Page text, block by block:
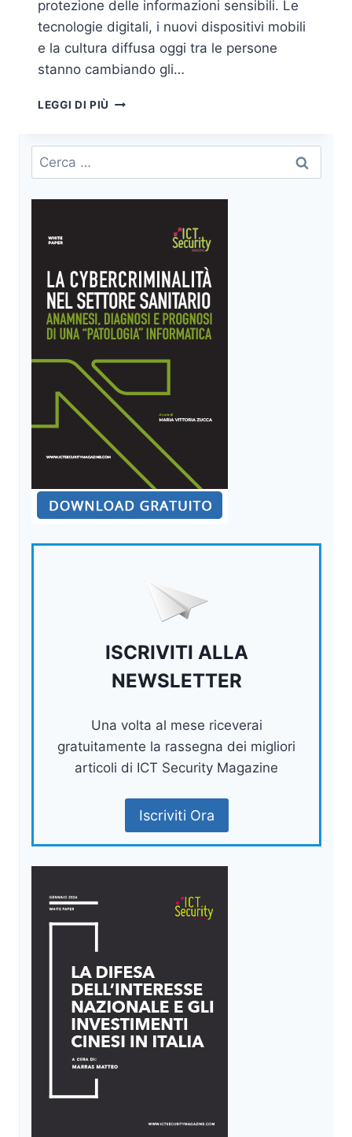
protezione delle informazioni sensibili. Le
tecnologie digitali, i nuovi dispositivi mobili
e la cultura diffusa oggi tra le persone
stanno cambiando gli…
LEGGI DI PIÙ CYBER
E
CON
QUANDO,
DOVE
E
COME
SEMPRE
IN
TOTALE
SICUREZZA
Ricerca
per:
ISCRIVITI ALLA
NEWSLETTER
Una volta al mese riceverai
gratuitamente la rassegna dei migliori
articoli di ICT Security Magazine
Iscriviti Ora